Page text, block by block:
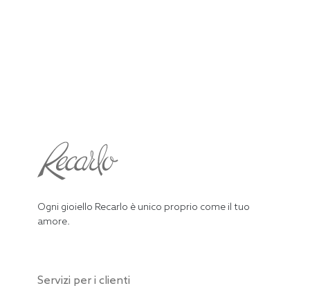
Ogni gioiello Recarlo è unico proprio come il tuo
amore.
Servizi per i clienti